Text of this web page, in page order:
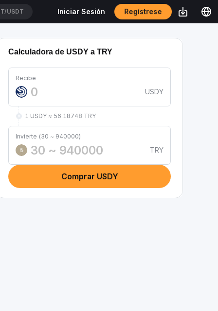
USDT Iniciar Sesión Regístrese
Calculadora de USDY a TRY
Recibe
USDY
1 USDY ≈ 56.18748 TRY
Invierte (30 ~ 940000)
₺
TRY
Comprar USDY